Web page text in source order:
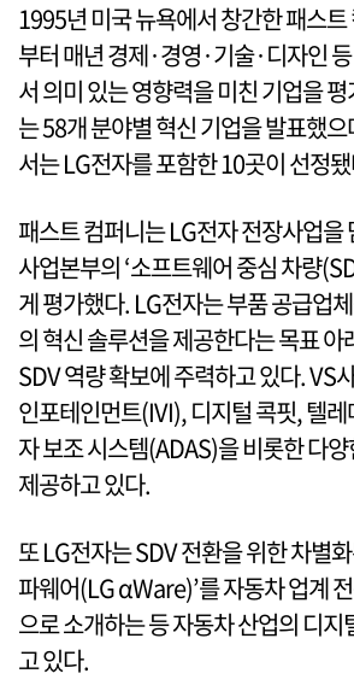
1995년 미국 뉴욕에서 창간한 패스
부터 매년 경제·경영·기술·디자인
서 의미 있는 영향력을 미친 기업을
는 58개 분야별 혁신 기업을 발표했
서는 LG전자를 포함한 10곳이 선정
패스트 컴퍼니는 LG전자 전장사업을
사업본부의 ‘소프트웨어 중심 차량
게 평가했다. LG전자는 부품 공급업
의 혁신 솔루션을 제공한다는 목표
SDV 역량 확보에 주력하고 있다. VS
인포테인먼트(IVI), 디지털 콕핏, 텔
자 보조 시스템(ADAS)을 비롯한 다
제공하고 있다.
또 LG전자는 SDV 전환을 위한 차별
파웨어(LG αWare)’를 자동차 업계
으로 소개하는 등 자동차 산업의 디
고 있다.